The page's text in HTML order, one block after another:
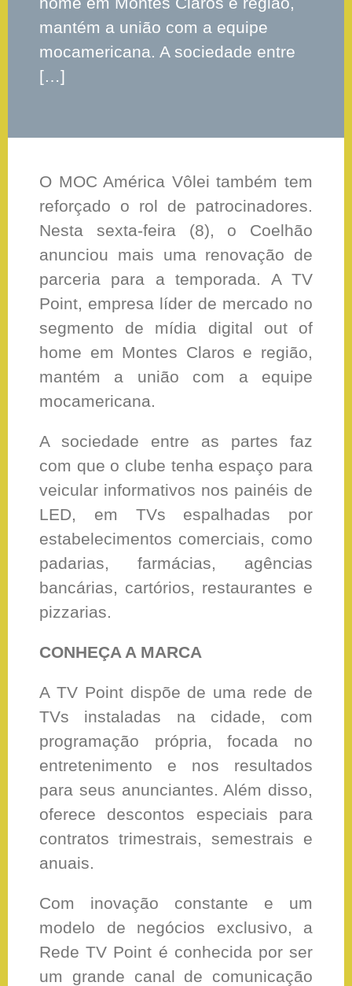
mantém a união com a equipe
mocamericana. A sociedade entre
[…]
O MOC América Vôlei também tem
reforçado o rol de patrocinadores.
Nesta sexta-feira (8), o Coelhão
anunciou mais uma renovação de
parceria para a temporada. A TV
Point, empresa líder de mercado no
segmento de mídia digital out of
home em Montes Claros e região,
mantém a união com a equipe
mocamericana.
A sociedade entre as partes faz
com que o clube tenha espaço para
veicular informativos nos painéis de
LED, em TVs espalhadas por
estabelecimentos comerciais, como
padarias, farmácias, agências
bancárias, cartórios, restaurantes e
pizzarias.
CONHEÇA A MARCA
A TV Point dispõe de uma rede de
TVs instaladas na cidade, com
programação própria, focada no
entretenimento e nos resultados
para seus anunciantes. Além disso,
oferece descontos especiais para
contratos trimestrais, semestrais e
anuais.
Com inovação constante e um
modelo de negócios exclusivo, a
Rede TV Point é conhecida por ser
um grande canal de comunicação